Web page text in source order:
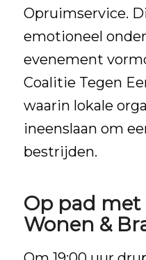
Opruimservice.
emotioneel
evenement
Coalitie Tegen
waarin lokale
ineenslaan om
bestrijden.
Op pad met
Wonen &